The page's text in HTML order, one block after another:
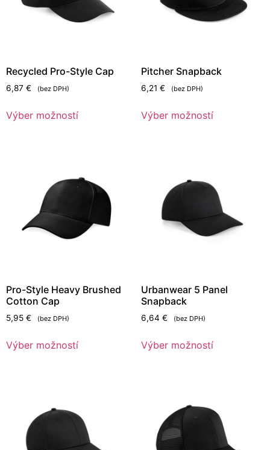
Recycled Pro-Style Cap
6,87 € (bez DPH)
Výber možností
Pitcher Snapback
6,21 € (bez DPH)
Výber možností
Pro-Style Heavy Brushed
Cotton Cap
5,95 € (bez DPH)
Výber možností
Urbanwear 5 Panel
Snapback
6,64 € (bez DPH)
Výber možností